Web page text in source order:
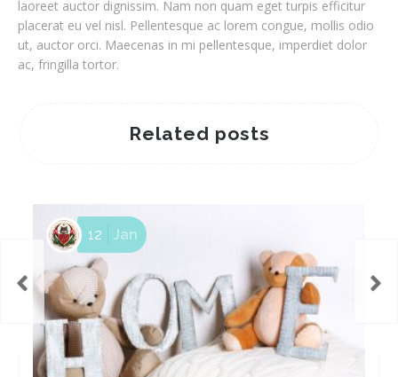
laoreet auctor dignissim. Nam non quam eget turpis efficitur
placerat eu vel nisl. Pellentesque ac lorem congue, mollis odio
ut, auctor orci. Maecenas in mi pellentesque, imperdiet dolor
ac, fringilla tortor.
Related posts
12 Jan